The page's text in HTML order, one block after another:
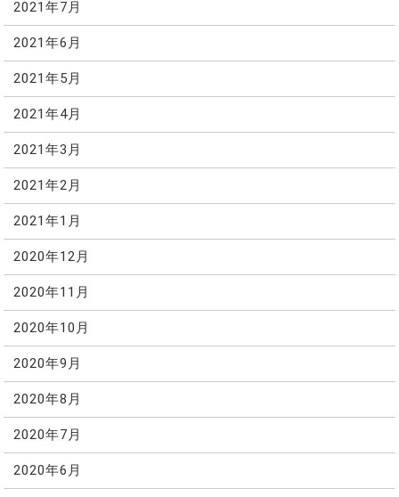
2021年7月
2021年6月
2021年5月
2021年4月
2021年3月
2021年2月
2021年1月
2020年12月
2020年11月
2020年10月
2020年9月
2020年8月
2020年7月
2020年6月